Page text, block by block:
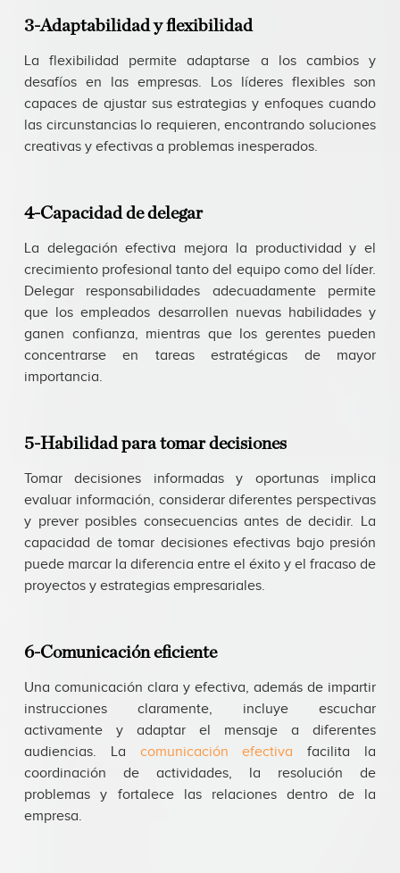
3-Adaptabilidad y flexibilidad
La flexibilidad permite adaptarse a los cambios y
desafíos en las empresas. Los líderes flexibles son
capaces de ajustar sus estrategias y enfoques cuando
las circunstancias lo requieren, encontrando soluciones
creativas y efectivas a problemas inesperados.
4-Capacidad de delegar
La delegación efectiva mejora la productividad y el
crecimiento profesional tanto del equipo como del líder.
Delegar responsabilidades adecuadamente permite
que los empleados desarrollen nuevas habilidades y
ganen confianza, mientras que los gerentes pueden
concentrarse en tareas estratégicas de mayor
importancia.
5-Habilidad para tomar decisiones
Tomar decisiones informadas y oportunas implica
evaluar información, considerar diferentes perspectivas
y prever posibles consecuencias antes de decidir. La
capacidad de tomar decisiones efectivas bajo presión
puede marcar la diferencia entre el éxito y el fracaso de
proyectos y estrategias empresariales.
6-Comunicación eficiente
Una comunicación clara y efectiva, además de impartir
instrucciones claramente, incluye escuchar
activamente y adaptar el mensaje a diferentes
audiencias. La comunicación efectiva facilita la
coordinación de actividades, la resolución de
problemas y fortalece las relaciones dentro de la
empresa.